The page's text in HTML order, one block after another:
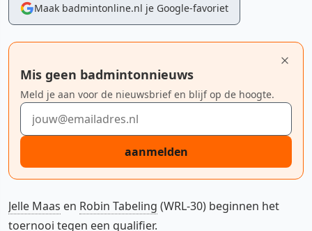
Maak badmintonline.nl je Google-favoriet
Mis geen badmintonnieuws
Meld je aan voor de nieuwsbrief en blijf op de hoogte.
E-mailadres
aanmelden
Jelle Maas en Robin Tabeling (WRL-30) beginnen het
toernooi tegen een qualifier.